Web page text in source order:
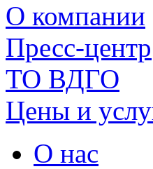
О компании
Пресс-центр
TO ВДГО
Цены и
О нас